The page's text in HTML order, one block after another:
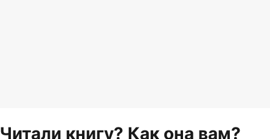
Читали книгу? Как она вам?